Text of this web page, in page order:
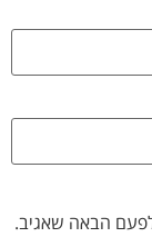
הבאה שאגיב.